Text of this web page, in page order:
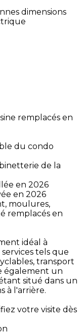
dimensions
remplacés en
du condo
de la
en 2026
en 2026
moulures,
remplacés en
idéal à
tels que
transport
également un
situé dans un
à l'arrière.
votre visite dès